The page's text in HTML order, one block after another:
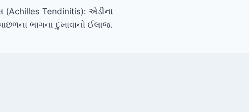
(Achilles Tendinitis): એડીના
ભાગના દુખાવાનો ઈલાજ.